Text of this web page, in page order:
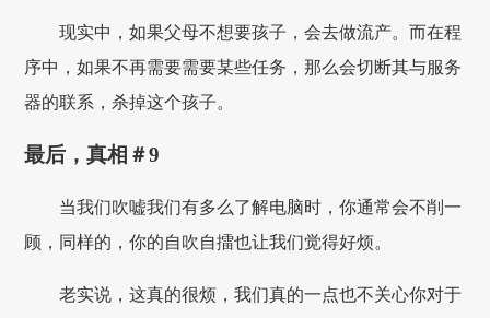
现实中，如果父母不想要孩子，会去做流产。而在程
序中，如果不再需要需要某些任务，那么会切断其与服务
器的联系，杀掉这个孩子。
最后，真相＃9
当我们吹嘘我们有多么了解电脑时，你通常会不削一
顾，同样的，你的自吹自擂也让我们觉得好烦。
老实说，这真的很烦，我们真的一点也不关心你对于